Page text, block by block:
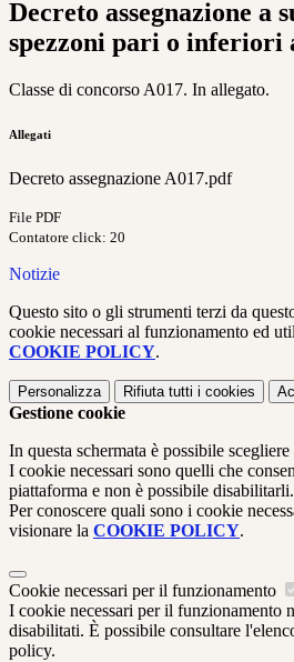
Decreto assegnazione a
spezzoni pari o inferiori
Classe di concorso A017. In allegato.
Allegati
Decreto assegnazione A017.pdf
File PDF
Contatore click: 20
Notizie
Questo sito o gli strumenti terzi da
cookie necessari al funzionamento ed
COOKIE POLICY.
Personalizza Rifiuta tutti i cookies
Gestione cookie
In questa schermata è possibile
I cookie necessari sono quelli che
piattaforma e non è possibile disabilitarli.
Per conoscere quali sono i cookie
visionare la COOKIE POLICY.
Cookie necessari per il funzionamento
I cookie necessari per il funzionamento
disabilitati. È possibile consultare
policy.